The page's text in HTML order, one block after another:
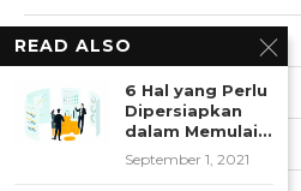
Lifestyle
News
NICE Contributor
READ ALSO
6 Hal yang Perlu
Dipersiapkan
dalam Memulai...
September 1, 2021